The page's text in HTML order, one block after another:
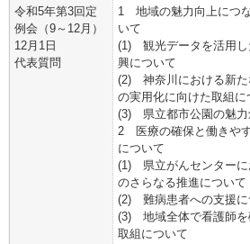
令和5年第3回定
例会（9～12月）
12月1日
代表質問
1 地域の魅力向上につ
いて
(1) 観光データを活用し
興について
(2) 神奈川における新た
の実用化に向けた取組に
(3) 県立都市公園の魅力
2 医療の確保と働きや
について
(1) 県立がんセンターに
のさらなる推進について
(2) 難病患者への支援に
(3) 地域全体で看護師を
取組について